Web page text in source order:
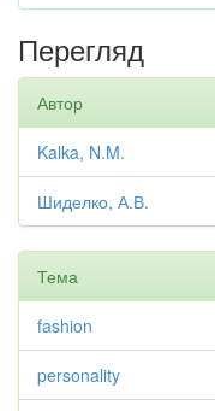
Перегляд
Автор
Kalka, N.M.
Шиделко, А.В.
Тема
fashion
personality